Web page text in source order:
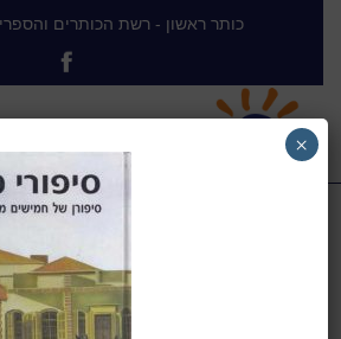
כותר ראשון - רשת הכותרים
ספורי
×